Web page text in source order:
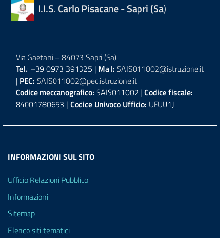
I.I.S. Carlo Pisacane - Sapri (Sa)
Via Gaetani – 84073 Sapri (Sa)
Tel.: +39 0973 391325 | Mail: SAIS011002@istruzione.it
| PEC: SAIS011002@pec.istruzione.it
Codice meccanografico: SAIS011002 | Codice fiscale:
84001780653 | Codice Univoco Ufficio: UFUU1J
INFORMAZIONI SUL SITO
Ufficio Relazioni Pubblico
Informazioni
Sitemap
Elenco siti tematici